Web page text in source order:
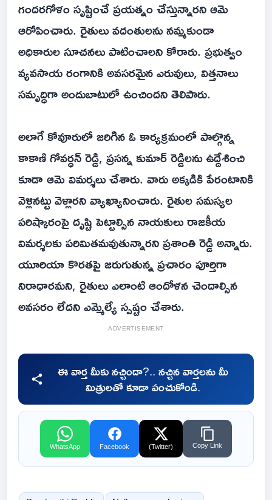
గందరగోళం సృష్టించే ప్రయత్నం చేస్తున్నారని ఆమె
ఆరోపించారు. రైతులు వదంతులను నమ్మకుండా
అధికారుల సూచనలు పాటించాలని కోరారు. ప్రభుత్వం
వ్యవసాయ రంగానికి అవసరమైన ఎరువులు, విత్తనాలు
సమృద్ధిగా అందుబాటులో ఉంచిందని తెలిపారు.
అలాగే కోవూరులో జరిగిన ఓ కార్యక్రమంలో పాల్గొన్న
కాకాణి గోవర్ధన్ రెడ్డి, ప్రసన్న కుమార్ రెడ్డిలను ఉద్దేశించి
కూడా ఆమె విమర్శలు చేశారు. వారు అక్కడికి పేరంటానికి
వెళ్లినట్టు వెళ్లారని వ్యాఖ్యానించారు. రైతుల సమస్యల
పరిష్కారంపై దృష్టి పెట్టాల్సిన నాయకులు రాజకీయ
విమర్శలకు పరిమితమవుతున్నారని ప్రశాంతి రెడ్డి అన్నారు.
యూరియా కొరతపై జరుగుతున్న ప్రచారం పూర్తిగా
నిరాధారమని, రైతులు ఎలాంటి ఆందోళన చెందాల్సిన
అవసరం లేదని ఎమ్మెల్యే స్పష్టం చేశారు.
ADVERTISEMENT
ఈ వార్త మీకు నచ్చిందా?.. నచ్చిన వార్తలను మీ
మిత్రులతో కూడా పంచుకోండి.
WhatsApp Facebook (Twitter) Copy Link